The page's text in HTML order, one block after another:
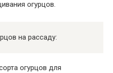
огурцов.
на рассаду:
огурцов для